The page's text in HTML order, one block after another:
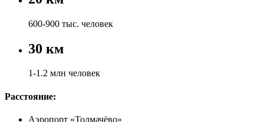
600-900 тыс. человек
30 км
1-1.2 млн человек
Расстояние:
Аэропорт «Толмачёво»